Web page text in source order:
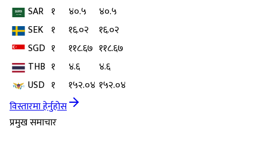
SAR १ ४०.५
४०.५
SEK १ १६.०२
१६.०२
SGD १ ११८.६७ ११८.६७
THB १ ४.६
४.६
USD १ १५२.०४ १५२.०४
विस्तारमा हेर्नुहोस
प्रमुख समाचार